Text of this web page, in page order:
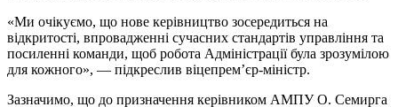
«Ми очікуємо, що нове керівництво зосередиться на
відкритості, впровадженні сучасних стандартів управління та
посиленні команди, щоб робота Адміністрації була зрозумілою
для кожного», — підкреслив віцепрем’єр-міністр.
Зазначимо, що до призначення керівником АМПУ О. Семирга